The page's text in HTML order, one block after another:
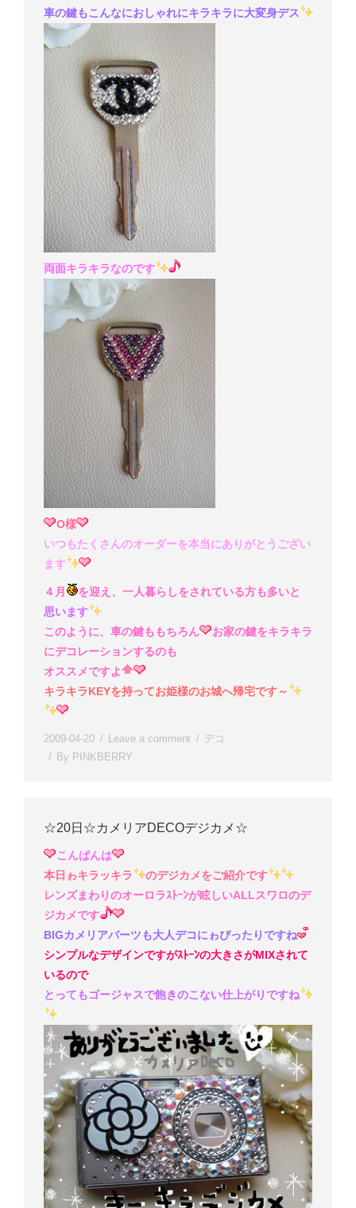
車の鍵もこんなにおしゃれにキラキラに大変身デス
両面キラキラなのです
O様
いつもたくさんのオーダーを本当にありがとうござい
ます
４月
を迎え、一人暮らしをされている方も多いと
思います
このように、車の鍵ももちろん
お家の鍵をキラキラ
にデコレーションするのも
オススメですよ
キラキラKEYを持ってお姫様のお城へ帰宅です～
2009-04-20 Leave a comment
デコ
By PINKBERRY
☆20日☆カメリアDECOデジカメ☆
こんばんは
本日ゎキラッキラ
のデジカメをご紹介です
レンズまわりのオーロラｽﾄｰﾝが眩しいALLスワロのデ
ジカメです
BIGカメリアパーツも大人デコにゎぴったりですね
シンプルなデザインですがｽﾄｰﾝの大きさがMIXされて
いるので
とってもゴージャスで飽きのこない仕上がりですね